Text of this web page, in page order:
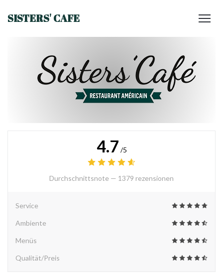
SISTERS' CAFE
4.7 /5
Durchschnittsnote — 1379 rezensionen
Service
Ambiente
Menüs
Qualität/Preis